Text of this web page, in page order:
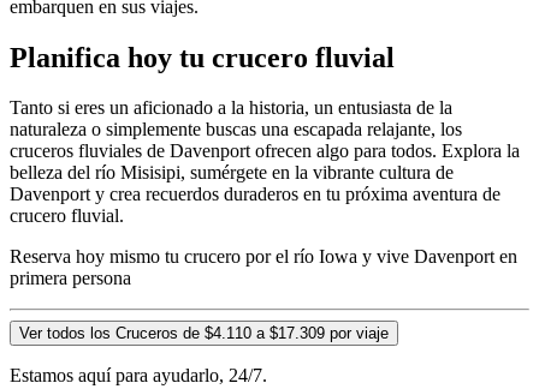
embarquen en sus viajes.
Planifica hoy tu crucero fluvial
Tanto si eres un aficionado a la historia, un entusiasta de la
naturaleza o simplemente buscas una escapada relajante, los
cruceros fluviales de Davenport ofrecen algo para todos. Explora la
belleza del río Misisipi, sumérgete en la vibrante cultura de
Davenport y crea recuerdos duraderos en tu próxima aventura de
crucero fluvial.
Reserva hoy mismo tu crucero por el río Iowa y vive Davenport en
primera persona
Ver todos los Cruceros de $4.110 a $17.309 por viaje
Estamos aquí para ayudarlo, 24/7.